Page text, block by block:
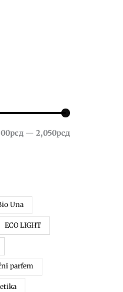
— 2,050рсд
Una
ECO LIGHT
parfem